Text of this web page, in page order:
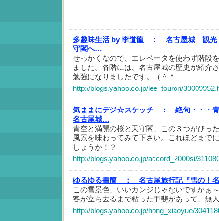
多趣味生活 by 李道龍 ：
名古屋城 観光
守閣へ…
せっかくなので、エレベータを使わず階段
ました。各階には、名古屋城の歴史が紹介
勉強になりましたです。（＾＾
http://blogs.yahoo.co.jp/lee_touron/
気ままにデジ☆スケッチ ：
絶句・・・
名古屋城…
青空と満開の桜と天守閣、この３つがぴっ
風景を味わってみて下さい。これほどまで
しょうか！？
http://blogs.yahoo.co.jp/accord_2000si/
ゆるゆる書簡 ：
名古屋旅行記『雪の！
この雪景色、いいカンジじゃないですか
客が立ち去るまで粘った甲斐があって、無
http://blogs.yahoo.co.jp/hong_xiaoyue/